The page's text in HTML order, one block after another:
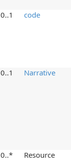
0..1 code
0..1 Narrative
0..* Resource